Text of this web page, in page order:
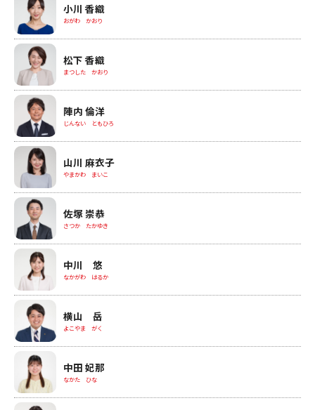
小川 香織
おがわ かおり
松下 香織
まつした かおり
陣内 倫洋
じんない ともひろ
山川 麻衣子
やまかわ まいこ
佐塚 崇恭
さつか たかゆき
中川 悠
なかがわ はるか
横山 岳
よこやま がく
中田 妃那
なかた ひな